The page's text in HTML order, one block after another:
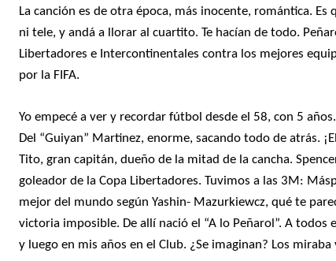
Joan Manuel Serrat posando con el Barcelona en el Nou Camp.
Rojitas
Joan Manuel Serrat posando con el Barcelona en el Nou Camp.
Rojitas
La canción es de otra época, más inocente, romántica.
ni tele, y andá a llorar al cuartito. Te hacían de todo.
Libertadores e Intercontinentales contra los mejores
por la FIFA.
Yo empecé a ver y recordar fútbol desde el 58, con 5
Del “Guiyan” Martinez, enorme, sacando todo de atrás.
Tito, gran capitán, dueño de la mitad de la cancha.
goleador de la Copa Libertadores. Tuvimos a las 3M:
mejor del mundo según Yashin- Mazurkiewcz, qué te
victoria imposible. De allí nació el “A lo Peñarol”. A
y luego en mis años en el Club. ¿Se imaginan? Los